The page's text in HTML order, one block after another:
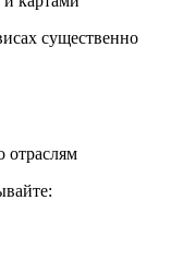
существенно
отраслям